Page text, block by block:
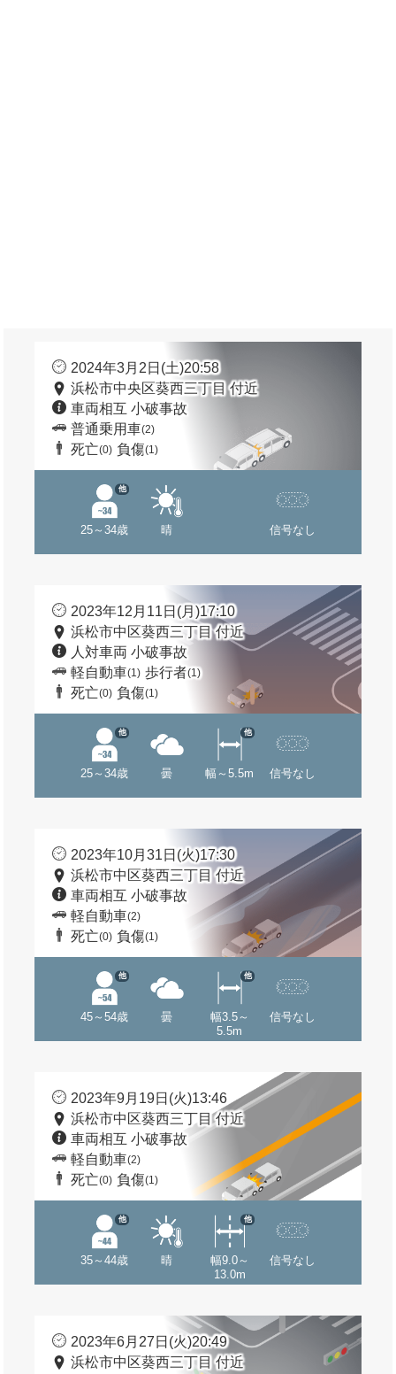
2024年3月2日(土)20:58
浜松市中央区葵西三丁目 付近
車両相互 小破事故
普通乗用車(2)
死亡(0) 負傷(1)
25～34歳
他
晴 信号なし
2023年12月11日(月)17:10
浜松市中区葵西三丁目 付近
人対車両 小破事故
軽自動車(1) 歩行者(1)
死亡(0) 負傷(1)
25～34歳
他
曇 幅～5.5m
他
信号なし
2023年10月31日(火)17:30
浜松市中区葵西三丁目 付近
車両相互 小破事故
軽自動車(2)
死亡(0) 負傷(1)
45～54歳
他
曇
幅3.5～
5.5m
他
信号なし
2023年9月19日(火)13:46
浜松市中区葵西三丁目 付近
車両相互 小破事故
軽自動車(2)
死亡(0) 負傷(1)
35～44歳
他
晴
幅9.0～
13.0m
他
信号なし
2023年6月27日(火)20:49
浜松市中区葵西三丁目 付近